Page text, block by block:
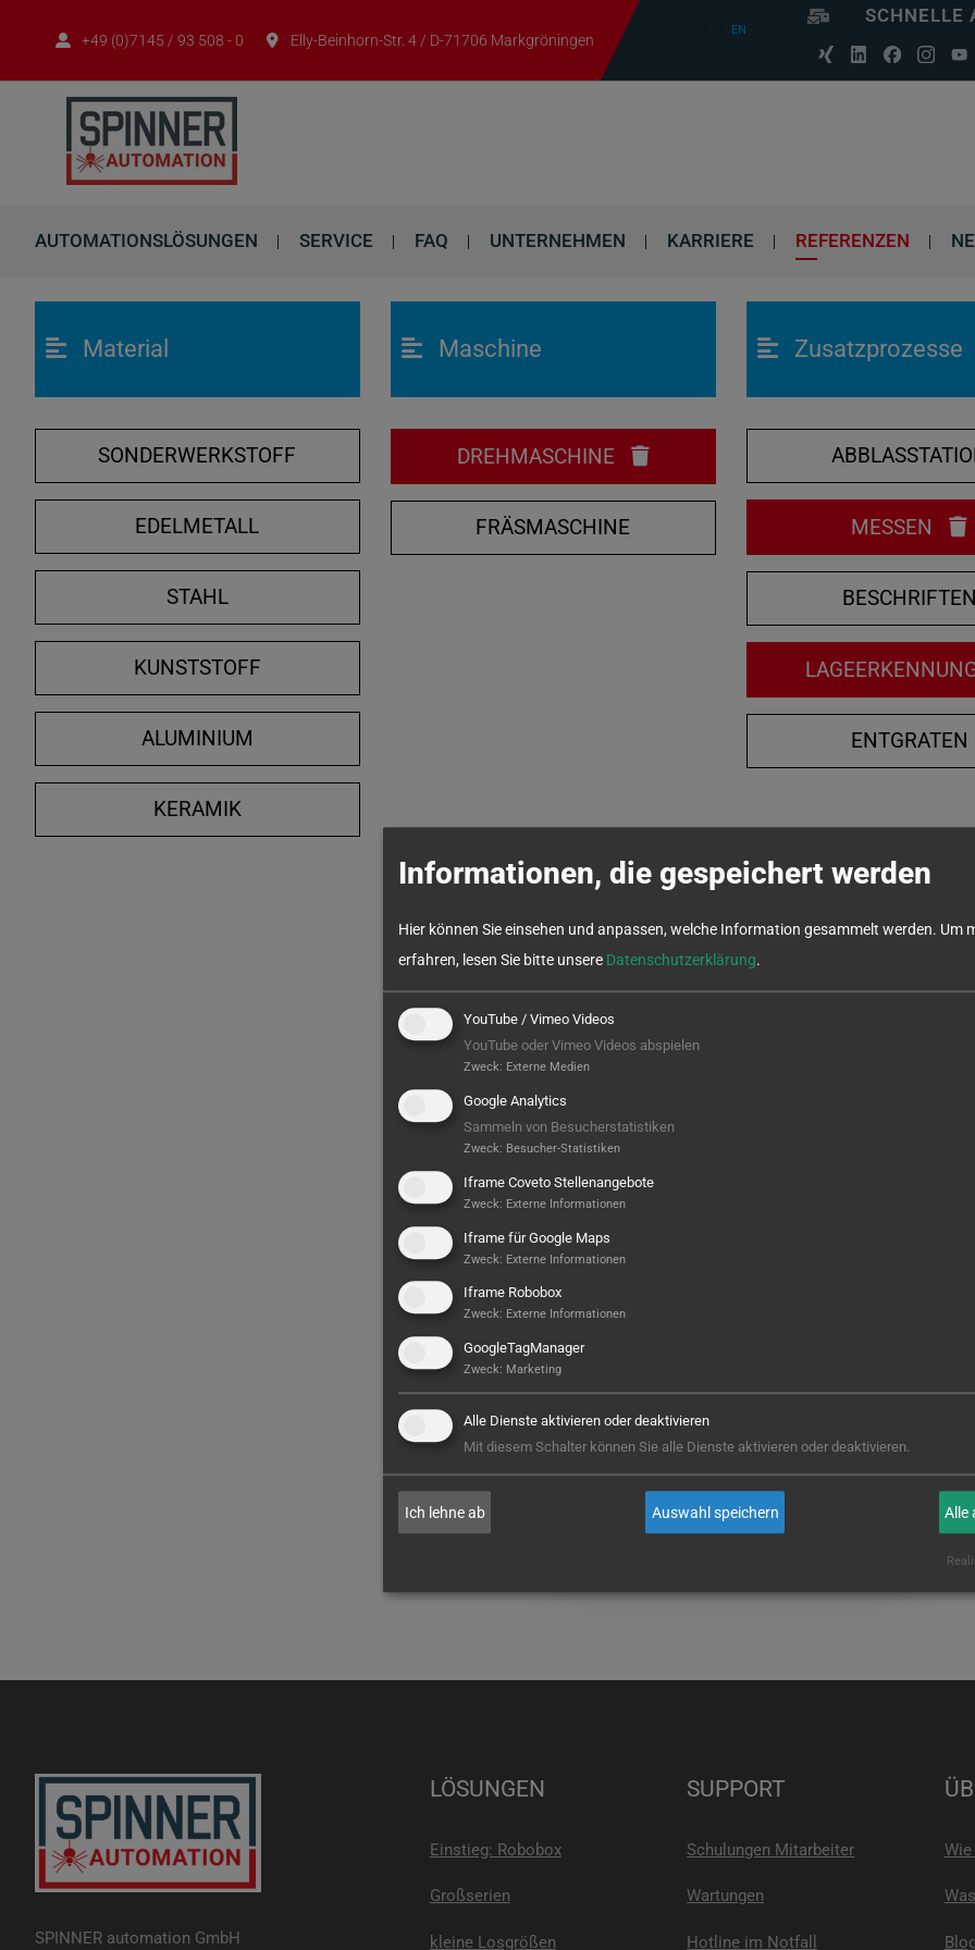
+49 (0)7145 / 93 508 - 0 Elly-Beinhorn-Str. 4 / D-71706 Markgröningen
EN
SCHNELLE
AUTOMATIONSLÖSUNGEN SERVICE FAQ UNTERNEHMEN KARRIERE REFERENZEN
Material
SONDERWERKSTOFF
EDELMETALL
STAHL
KUNSTSTOFF
ALUMINIUM
KERAMIK
Maschine
DREHMASCHINE
FRÄSMASCHINE
Zusatzprozesse
MESSEN
BESCHRIFTEN
ENTGRATEN
Hier ist noch was frei...
hinterlegt – aber wer weiß, vielleicht
steht hier bald Ihres? Wir sind bereit,
E-MAIL
SPINNER automation GmbH
LÖSUNGEN
Einstieg: Robobox
Großserien
kleine Losgrößen
SUPPORT
Schulungen Mitarbeiter
Wartungen
Hotline im Notfall
Informationen, die gespeichert werden
Hier können Sie einsehen und anpassen, welche Information gesammelt werden. Um
erfahren, lesen Sie bitte unsere Datenschutzerklärung.
YouTube / Vimeo Videos
YouTube oder Vimeo Videos abspielen
Zweck: Externe Medien
Google Analytics
Sammeln von Besucherstatistiken
Zweck: Besucher-Statistiken
Iframe Coveto Stellenangebote
Zweck: Externe Informationen
Iframe für Google Maps
Zweck: Externe Informationen
Iframe Robobox
Zweck: Externe Informationen
GoogleTagManager
Zweck: Marketing
Alle Dienste aktivieren oder deaktivieren
Mit diesem Schalter können Sie alle Dienste aktivieren oder deaktivieren.
Ich lehne ab Auswahl speichern Alle